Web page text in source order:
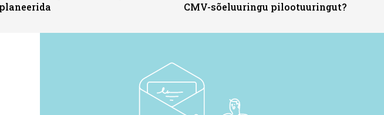
planeerida
CMV-sõeluuringu pilootuuringut?